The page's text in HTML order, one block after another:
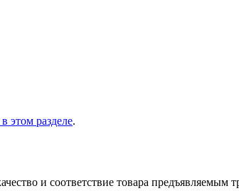
этом разделе.
и соответствие товара